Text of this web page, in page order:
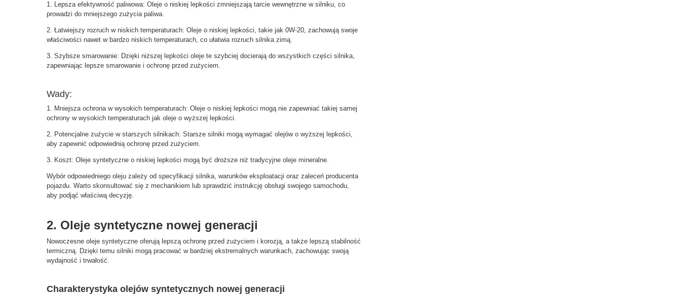
1. Lepsza efektywność paliwowa: Oleje o niskiej lepkości zmniejszają tarcie wewnętrzne w silniku, co
prowadzi do mniejszego zużycia paliwa.
2. Łatwiejszy rozruch w niskich temperaturach: Oleje o niskiej lepkości, takie jak 0W-20, zachowują swoje
właściwości nawet w bardzo niskich temperaturach, co ułatwia rozruch silnika zimą.
3. Szybsze smarowanie: Dzięki niższej lepkości oleje te szybciej docierają do wszystkich części silnika,
zapewniając lepsze smarowanie i ochronę przed zużyciem.
Wady:
1. Mniejsza ochrona w wysokich temperaturach: Oleje o niskiej lepkości mogą nie zapewniać takiej samej
ochrony w wysokich temperaturach jak oleje o wyższej lepkości.
2. Potencjalne zużycie w starszych silnikach: Starsze silniki mogą wymagać olejów o wyższej lepkości,
aby zapewnić odpowiednią ochronę przed zużyciem.
3. Koszt: Oleje syntetyczne o niskiej lepkości mogą być droższe niż tradycyjne oleje mineralne.
Wybór odpowiedniego oleju zależy od specyfikacji silnika, warunków eksploatacji oraz zaleceń producenta
pojazdu. Warto skonsultować się z mechanikiem lub sprawdzić instrukcję obsługi swojego samochodu,
aby podjąć właściwą decyzję.
2. Oleje syntetyczne nowej generacji
Nowoczesne oleje syntetyczne oferują lepszą ochronę przed zużyciem i korozją, a także lepszą stabilność
termiczną. Dzięki temu silniki mogą pracować w bardziej ekstremalnych warunkach, zachowując swoją
wydajność i trwałość.
Charakterystyka olejów syntetycznych nowej generacji